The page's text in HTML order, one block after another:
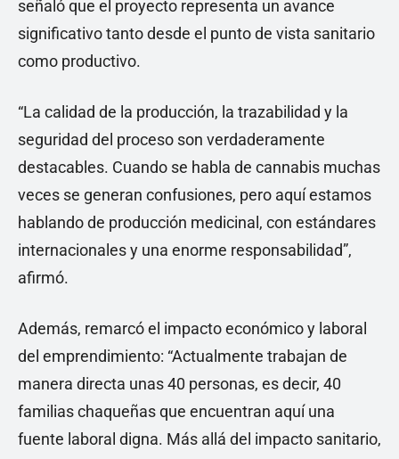
señaló que el proyecto representa un avance
significativo tanto desde el punto de vista sanitario
como productivo.
“La calidad de la producción, la trazabilidad y la
seguridad del proceso son verdaderamente
destacables. Cuando se habla de cannabis muchas
veces se generan confusiones, pero aquí estamos
hablando de producción medicinal, con estándares
internacionales y una enorme responsabilidad”,
afirmó.
Además, remarcó el impacto económico y laboral
del emprendimiento: “Actualmente trabajan de
manera directa unas 40 personas, es decir, 40
familias chaqueñas que encuentran aquí una
fuente laboral digna. Más allá del impacto sanitario,